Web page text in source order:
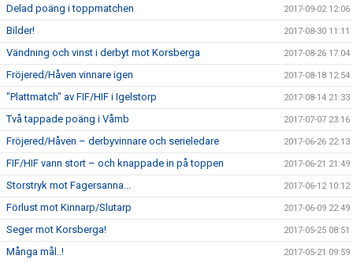
Delad poäng i toppmatchen 2017-09-02 12:06
Bilder! 2017-08-30 11:11
Vändning och vinst i derbyt mot Korsberga 2017-08-26 17:04
Fröjered/Håven vinnare igen 2017-08-18 12:54
"Plattmatch" av FIF/HIF i Igelstorp 2017-08-14 21:33
Två tappade poäng i Våmb 2017-07-07 23:16
Fröjered/Håven – derbyvinnare och serieledare 2017-06-26 22:13
FIF/HIF vann stort – och knappade in på toppen 2017-06-21 21:49
Storstryk mot Fagersanna... 2017-06-12 10:12
Förlust mot Kinnarp/Slutarp 2017-06-09 22:49
Seger mot Korsberga! 2017-05-25 08:51
Många mål..! 2017-05-21 09:59